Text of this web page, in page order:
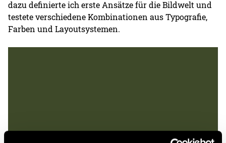
dazu definierte ich erste Ansätze für die Bildwelt und
testete verschiedene Kombinationen aus Typografie,
Farben und Layoutsystemen.